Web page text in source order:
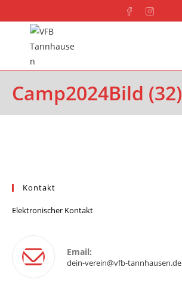
Camp2024Bild (32)
Kontakt
Elektronischer Kontakt
Email:
dein-verein@vfb-tannhausen.de